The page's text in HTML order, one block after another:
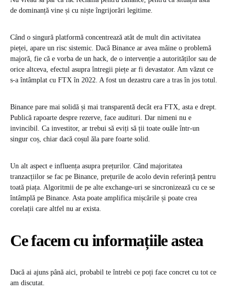
de dominanță vine și cu niște îngrijorări legitime.
Când o singură platformă concentrează atât de mult din activitatea
pieței, apare un risc sistemic. Dacă Binance ar avea mâine o problemă
majoră, fie că e vorba de un hack, de o intervenție a autorităților sau de
orice altceva, efectul asupra întregii piețe ar fi devastator. Am văzut ce
s-a întâmplat cu FTX în 2022. A fost un dezastru care a tras în jos totul.
Binance pare mai solidă și mai transparentă decât era FTX, asta e drept.
Publică rapoarte despre rezerve, face audituri. Dar nimeni nu e
invincibil. Ca investitor, ar trebui să eviți să ții toate ouăle într-un
singur coș, chiar dacă coșul ăla pare foarte solid.
Un alt aspect e influența asupra prețurilor. Când majoritatea
tranzacțiilor se fac pe Binance, prețurile de acolo devin referință pentru
toată piața. Algoritmii de pe alte exchange-uri se sincronizează cu ce se
întâmplă pe Binance. Asta poate amplifica mișcările și poate crea
corelații care altfel nu ar exista.
Ce facem cu informațiile astea
Dacă ai ajuns până aici, probabil te întrebi ce poți face concret cu tot ce
am discutat.